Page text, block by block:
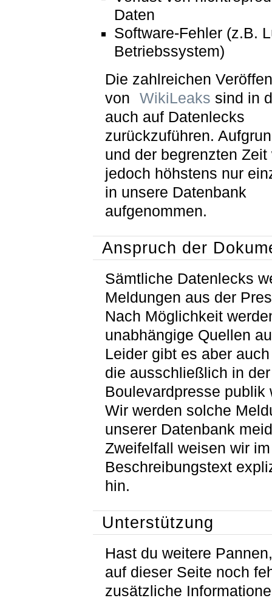
Daten
Software-Fehler (z.B.
Betriebssystem)
Die zahlreichen
von
WikiLeaks sind in
auch auf Datenlecks
zurückzuführen.
und der begrenzten Zeit
jedoch höhstens nur
in unsere Datenbank
aufgenommen.
Anspruch der
Sämtliche Datenlecks
Meldungen aus der
Nach Möglichkeit
unabhängige Quellen
Leider gibt es aber
die ausschließlich in der
Boulevardpresse publik
Wir werden solche
unserer Datenbank
Zweifelfall weisen wir im
Beschreibungstext
hin.
Unterstützung
Hast du weitere
auf dieser Seite noch
zusätzliche